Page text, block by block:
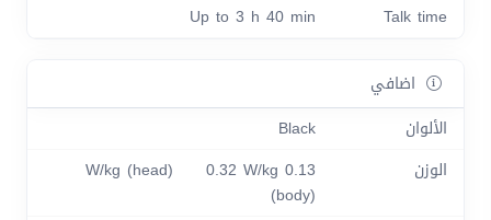
Talk time
Up to 3 h 40 min
اضافي
الألوان
Black
الوزن
0.13 W/kg (head) 0.32 W/kg
(body)